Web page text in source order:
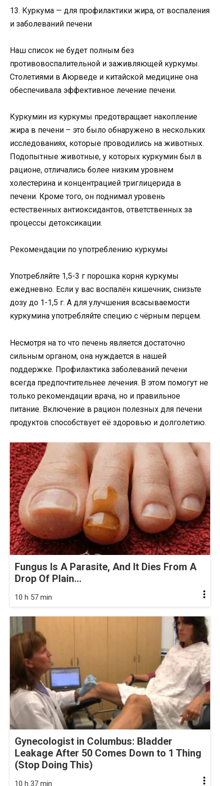
13. Куркума — для профилактики жира, от воспаления
и заболеваний печени
Наш список не будет полным без
противовоспалительной и заживляющей куркумы.
Столетиями в Аюрведе и китайской медицине она
обеспечивала эффективное лечение печени.
Куркумин из куркумы предотвращает накопление
жира в печени – это было обнаружено в нескольких
исследованиях, которые проводились на животных.
Подопытные животные, у которых куркумин был в
рационе, отличались более низким уровнем
холестерина и концентрацией триглицерида в
печени. Кроме того, он поднимал уровень
естественных антиоксидантов, ответственных за
процессы детоксикации.
Рекомендации по употреблению куркумы
Употребляйте 1,5-3 г порошка корня куркумы
ежедневно. Если у вас воспалён кишечник, снизьте
дозу до 1-1,5 г. А для улучшения всасываемости
куркумина употребляйте специю с чёрным перцем.
Несмотря на то что печень является достаточно
сильным органом, она нуждается в нашей
поддержке. Профилактика заболеваний печени
всегда предпочтительнее лечения. В этом помогут не
только рекомендации врача, но и правильное
питание. Включение в рацион полезных для печени
продуктов способствует её здоровью и долголетию.
Fungus Is A Parasite, And It Dies From A
Drop Of Plain...
10 h 57 min
Gynecologist in Columbus: Bladder
Leakage After 50 Comes Down to 1 Thing
(Stop Doing This)
10 h 37 min